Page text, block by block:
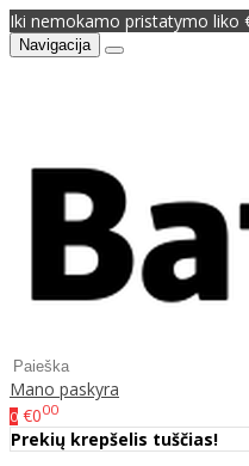
Iki nemokamo pristatymo liko
Navigacija
Mano paskyra
0 €000
Prekių krepšelis tuščias!